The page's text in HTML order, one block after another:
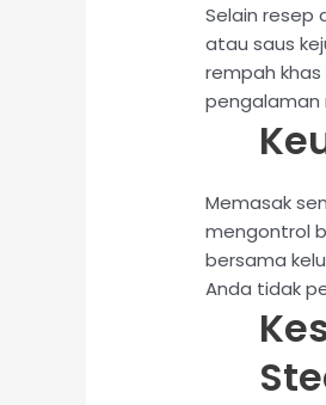
Selain resep
atau saus
rempah
pengalaman
Memasak
mengontrol
bersama
Anda tidak